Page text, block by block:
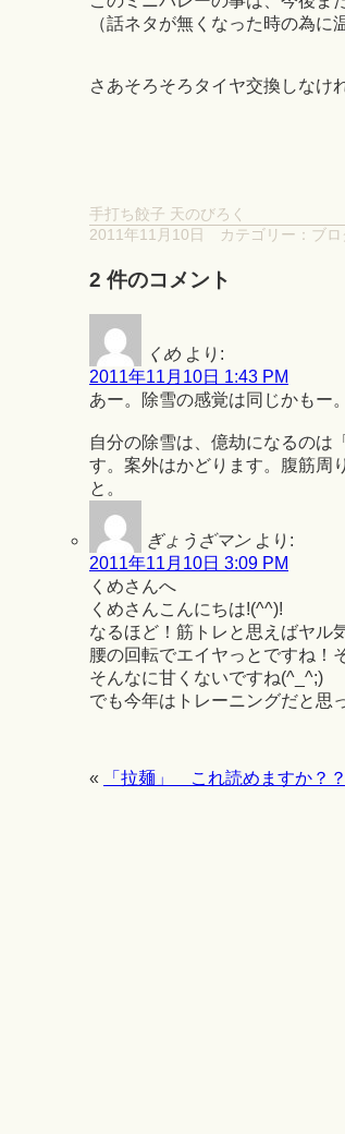
（話ネタが無くなった時の為に
さあそろそろタイヤ交換しなけ
手打ち餃子 天のびろく
2011年11月10日
カテゴリー： ブロ
2 件のコメント
くめ より:
2011年11月10日 1:43 PM
あー。除雪の感覚は同じかもー
自分の除雪は、億劫になるのは
す。案外はかどります。腹筋周
と。
ぎょうざマン より:
2011年11月10日 3:09 PM
くめさんへ
くめさんこんにちは!(^^)!
なるほど！筋トレと思えばヤル
腰の回転でエイヤっとですね！
そんなに甘くないですね(^_^;)
でも今年はトレーニングだと思
« 「拉麺」 これ読めますか？？